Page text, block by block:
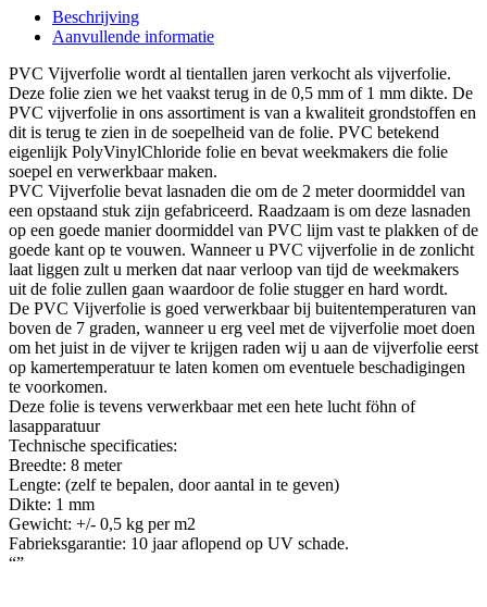
Beschrijving
Aanvullende informatie
PVC Vijverfolie wordt al tientallen jaren verkocht als vijverfolie.
Deze folie zien we het vaakst terug in de 0,5 mm of 1 mm dikte. De
PVC vijverfolie in ons assortiment is van a kwaliteit grondstoffen en
dit is terug te zien in de soepelheid van de folie. PVC betekend
eigenlijk PolyVinylChloride folie en bevat weekmakers die folie
soepel en verwerkbaar maken.
PVC Vijverfolie bevat lasnaden die om de 2 meter doormiddel van
een opstaand stuk zijn gefabriceerd. Raadzaam is om deze lasnaden
op een goede manier doormiddel van PVC lijm vast te plakken of de
goede kant op te vouwen. Wanneer u PVC vijverfolie in de zonlicht
laat liggen zult u merken dat naar verloop van tijd de weekmakers
uit de folie zullen gaan waardoor de folie stugger en hard wordt.
De PVC Vijverfolie is goed verwerkbaar bij buitentemperaturen van
boven de 7 graden, wanneer u erg veel met de vijverfolie moet doen
om het juist in de vijver te krijgen raden wij u aan de vijverfolie eerst
op kamertemperatuur te laten komen om eventuele beschadigingen
te voorkomen.
Deze folie is tevens verwerkbaar met een hete lucht föhn of
lasapparatuur
Technische specificaties:
Breedte: 8 meter
Lengte: (zelf te bepalen, door aantal in te geven)
Dikte: 1 mm
Gewicht: +/- 0,5 kg per m2
Fabrieksgarantie: 10 jaar aflopend op UV schade.
“”